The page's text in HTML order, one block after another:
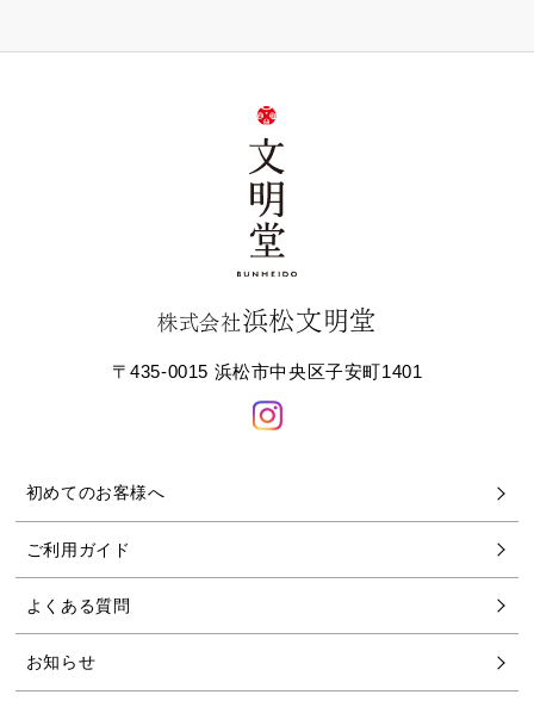
特定商取引法に基づく表記
株式会社浜松文明堂
〒435-0015 浜松市中央区子安町1401
初めてのお客様へ
ご利用ガイド
よくある質問
お知らせ